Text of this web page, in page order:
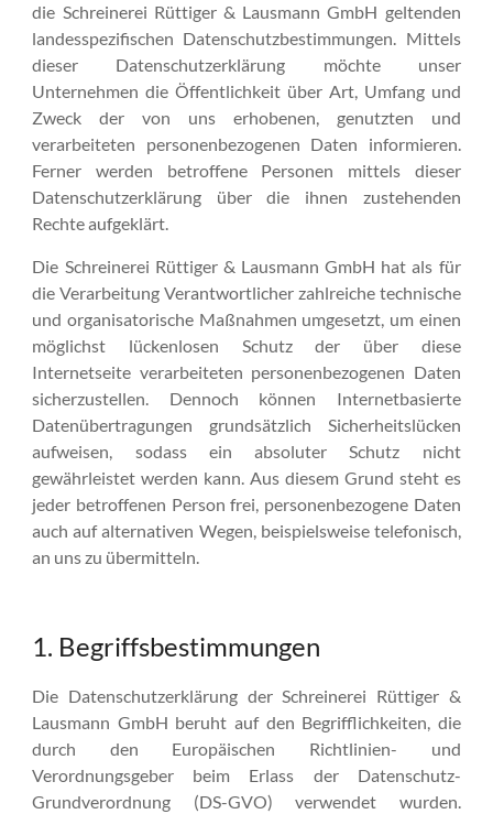
die Schreinerei Rüttiger & Lausmann GmbH geltenden
landesspezifischen Datenschutzbestimmungen. Mittels
dieser Datenschutzerklärung möchte unser
Unternehmen die Öffentlichkeit über Art, Umfang und
Zweck der von uns erhobenen, genutzten und
verarbeiteten personenbezogenen Daten informieren.
Ferner werden betroffene Personen mittels dieser
Datenschutzerklärung über die ihnen zustehenden
Rechte aufgeklärt.
Die Schreinerei Rüttiger & Lausmann GmbH hat als für
die Verarbeitung Verantwortlicher zahlreiche technische
und organisatorische Maßnahmen umgesetzt, um einen
möglichst lückenlosen Schutz der über diese
Internetseite verarbeiteten personenbezogenen Daten
sicherzustellen. Dennoch können Internetbasierte
Datenübertragungen grundsätzlich Sicherheitslücken
aufweisen, sodass ein absoluter Schutz nicht
gewährleistet werden kann. Aus diesem Grund steht es
jeder betroffenen Person frei, personenbezogene Daten
auch auf alternativen Wegen, beispielsweise telefonisch,
an uns zu übermitteln.
1. Begriffsbestimmungen
Die Datenschutzerklärung der Schreinerei Rüttiger &
Lausmann GmbH beruht auf den Begrifflichkeiten, die
durch den Europäischen Richtlinien- und
Verordnungsgeber beim Erlass der Datenschutz-
Grundverordnung (DS-GVO) verwendet wurden.